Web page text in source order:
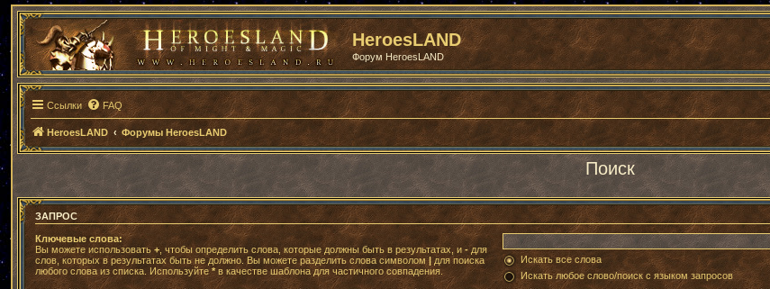
HeroesLAND
Форум HeroesLAND
Ссылки FAQ
HeroesLAND Форумы HeroesLAND
Поиск
ЗАПРОС
Ключевые слова:
Вы можете использовать + , чтобы определить слова, которые должны быть в результатах, и -для
слов, которых в результатах быть не должно. Вы можете разделить слова символом| для поиска
любого слова из списка. Используйте*в качестве шаблона для частичного совпадения.
Искать все слова
Искать любое слово/поиск с языком запросов